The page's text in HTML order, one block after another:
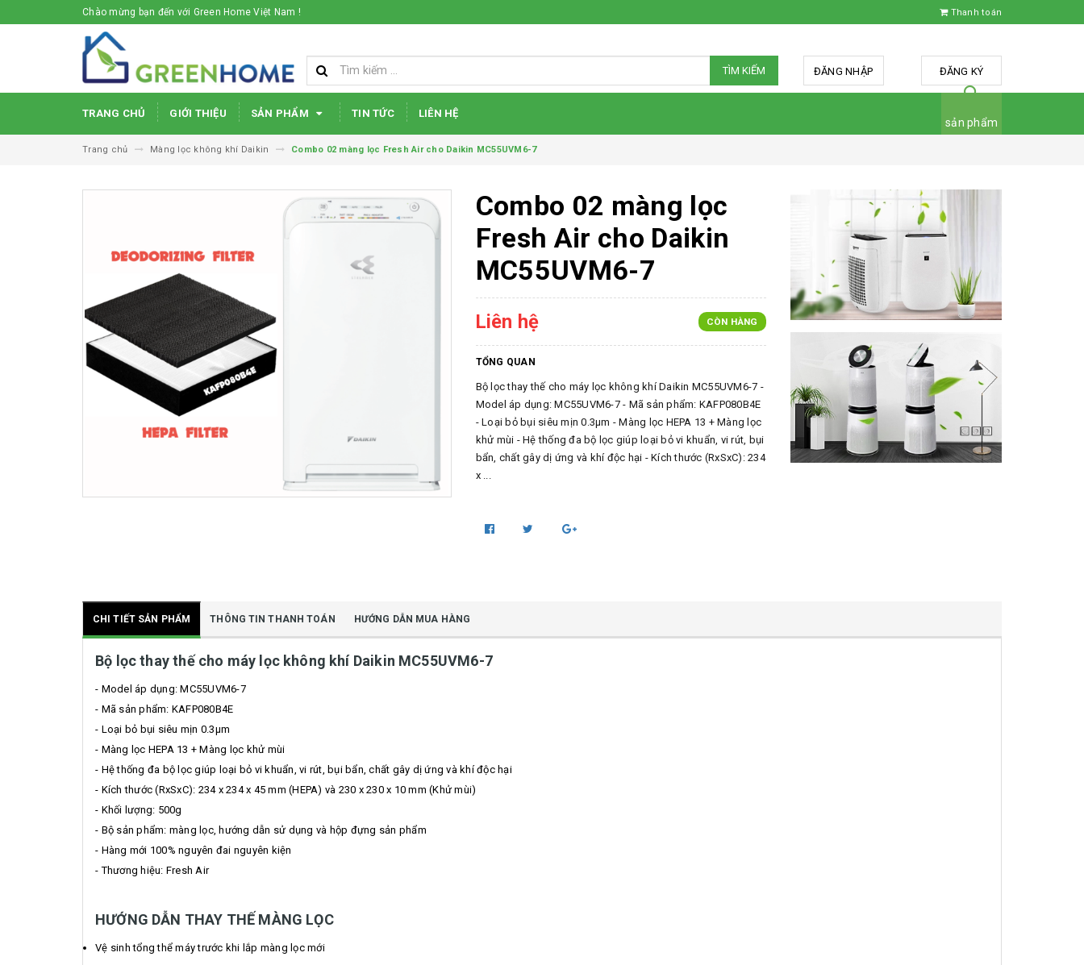
Chào mừng bạn đến với Green Home Việt Nam ! Thanh toán
TÌM KIẾM ĐĂNG NHẬP ĐĂNG KÝ
TRANG CHỦ GIỚI THIỆU SẢN PHẨM TIN TỨC LIÊN HỆ
sản phẩm
Trang chủ Màng lọc không khí Daikin Combo 02 màng lọc Fresh Air cho Daikin MC55UVM6-7
Combo 02 màng lọc
Fresh Air cho Daikin
MC55UVM6-7
Liên hệ CÒN HÀNG
TỔNG QUAN
Bộ lọc thay thế cho máy lọc không khí Daikin MC55UVM6-7 -
Model áp dụng: MC55UVM6-7 - Mã sản phẩm: KAFP080B4E
- Loại bỏ bụi siêu mịn 0.3µm - Màng lọc HEPA 13 + Màng lọc
khử mùi - Hệ thống đa bộ lọc giúp loại bỏ vi khuẩn, vi rút, bụi
bẩn, chất gây dị ứng và khí độc hại - Kích thước (RxSxC): 234
x ...
CHI TIẾT SẢN PHẨM THÔNG TIN THANH TOÁN HƯỚNG DẪN MUA HÀNG
Bộ lọc thay thế cho máy lọc không khí Daikin MC55UVM6-7
- Model áp dụng: MC55UVM6-7
- Mã sản phẩm: KAFP080B4E
- Loại bỏ bụi siêu mịn 0.3µm
- Màng lọc HEPA 13 + Màng lọc khử mùi
- Hệ thống đa bộ lọc giúp loại bỏ vi khuẩn, vi rút, bụi bẩn, chất gây dị ứng và khí độc hại
- Kích thước (RxSxC): 234 x 234 x 45 mm (HEPA) và 230 x 230 x 10 mm (Khử mùi)
- Khối lượng: 500g
- Bộ sản phẩm: màng lọc, hướng dẫn sử dụng và hộp đựng sản phẩm
- Hàng mới 100% nguyên đai nguyên kiện
- Thương hiệu: Fresh Air
HƯỚNG DẪN THAY THẾ MÀNG LỌC
Vệ sinh tổng thể máy trước khi lắp màng lọc mới